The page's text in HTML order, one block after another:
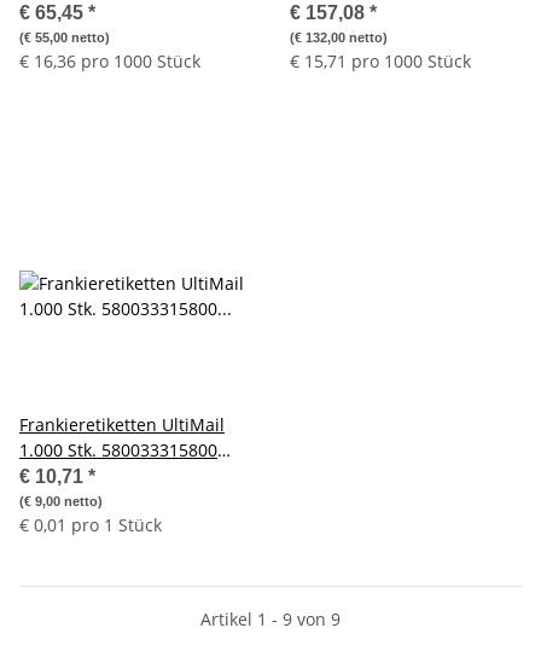
geeignet für alle
Frankiermaschinen
€ 65,45 *
(€ 55,00 netto)
€ 16,36 pro 1000 Stück
geeignet für alle
Frankiermaschinen
€ 157,08 *
(€ 132,00 netto)
€ 15,71 pro 1000 Stück
Frankieretiketten UltiMail
1.000 Stk. 580033315800
Frankierstreifen Etiketten
€ 10,71 *
(€ 9,00 netto)
€ 0,01 pro 1 Stück
Artikel 1 - 9 von 9